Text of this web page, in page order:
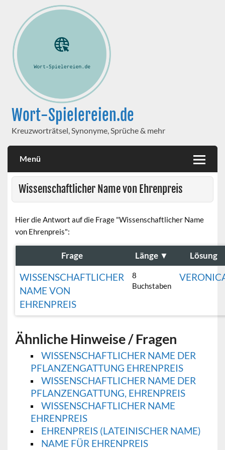
Wort-Spielereien.de
Kreuzworträtsel, Synonyme, Sprüche & mehr
Menü
Wissenschaftlicher Name von Ehrenpreis
Hier die Antwort auf die Frage "Wissenschaftlicher Name
von Ehrenpreis":
Frage Länge ▼ Lösung
WISSENSCHAFTLICHER
NAME VON
EHRENPREIS
8
Buchstaben
Ähnliche Hinweise / Fragen
WISSENSCHAFTLICHER NAME DER
PFLANZENGATTUNG EHRENPREIS
WISSENSCHAFTLICHER NAME DER
PFLANZENGATTUNG, EHRENPREIS
WISSENSCHAFTLICHER NAME
EHRENPREIS
EHRENPREIS (LATEINISCHER NAME)
NAME FÜR EHRENPREIS